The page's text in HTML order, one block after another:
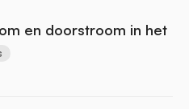
en doorstroom in het